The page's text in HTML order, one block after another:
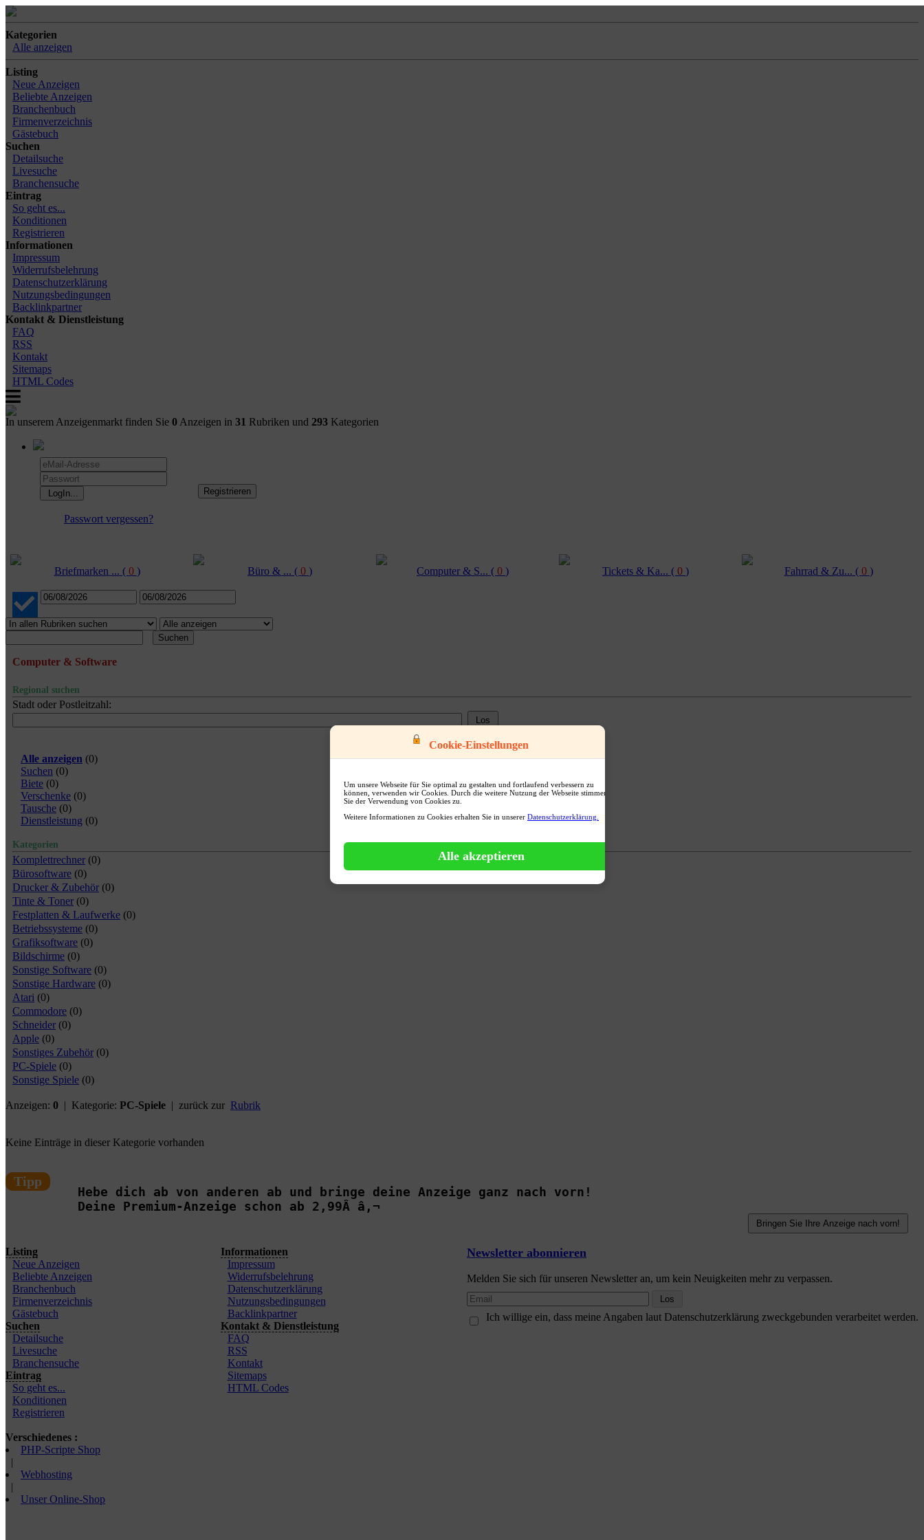
Cookie-Einstellungen
Um unsere Webseite für Sie optimal zu gestalten und fortlaufend verbessern zu
können, verwenden wir Cookies. Durch die weitere Nutzung der Webseite stimmen
Sie der Verwendung von Cookies zu.
Weitere Informationen zu Cookies erhalten Sie in unserer Datenschutzerklärung.
Alle akzeptieren
Kategorien
Alle anzeigen
Listing
Neue Anzeigen
Beliebte Anzeigen
Branchenbuch
Firmenverzeichnis
Gästebuch
Suchen
Detailsuche
Livesuche
Branchensuche
Eintrag
So geht es...
Konditionen
Registrieren
Informationen
Impressum
Widerrufsbelehrung
Datenschutzerklärung
Nutzungsbedingungen
Backlinkpartner
Kontakt & Dienstleistung
FAQ
RSS
Kontakt
Sitemaps
HTML Codes
In unserem Anzeigenmarkt finden Sie 0 Anzeigen in 31 Rubriken und 293 Kategorien
Passwort vergessen?
Briefmarken ... ( 0 ) Büro & ... ( 0 ) Computer & S... ( 0 ) Tickets & Ka... ( 0 ) Fahrrad & Zu... ( 0 )
Suchen
Computer & Software
Regional suchen
Stadt oder Postleitzahl:
Alle anzeigen (0)
Suchen (0)
Biete (0)
Verschenke (0)
Tausche (0)
Dienstleistung (0)
Kategorien
Komplettrechner (0)
Bürosoftware (0)
Drucker & Zubehör (0)
Tinte & Toner (0)
Festplatten & Laufwerke (0)
Betriebssysteme (0)
Grafiksoftware (0)
Bildschirme (0)
Sonstige Software (0)
Sonstige Hardware (0)
Atari (0)
Commodore (0)
Schneider (0)
Apple (0)
Sonstiges Zubehör (0)
PC-Spiele (0)
Sonstige Spiele (0)
Anzeigen: 0 | Kategorie: PC-Spiele | zurück zur Rubrik
Keine Einträge in dieser Kategorie vorhanden
Tipp
Hebe dich ab von anderen ab und bringe deine Anzeige ganz nach vorn!
Deine Premium-Anzeige schon ab 2,99Â â‚¬
Listing
Neue Anzeigen
Beliebte Anzeigen
Branchenbuch
Firmenverzeichnis
Gästebuch
Suchen
Detailsuche
Livesuche
Branchensuche
Eintrag
So geht es...
Konditionen
Registrieren
Informationen
Impressum
Widerrufsbelehrung
Datenschutzerklärung
Nutzungsbedingungen
Backlinkpartner
Kontakt & Dienstleistung
FAQ
RSS
Kontakt
Sitemaps
HTML Codes
Newsletter abonnieren
Melden Sie sich für unseren Newsletter an, um kein Neuigkeiten mehr zu verpassen.
Ich willige ein, dass meine Angaben laut Datenschutzerklärung zweckgebunden verarbeitet werden.
Verschiedenes :
PHP-Scripte Shop
|
Webhosting
|
Unser Online-Shop